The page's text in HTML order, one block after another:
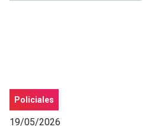
Policiales
19/05/2026